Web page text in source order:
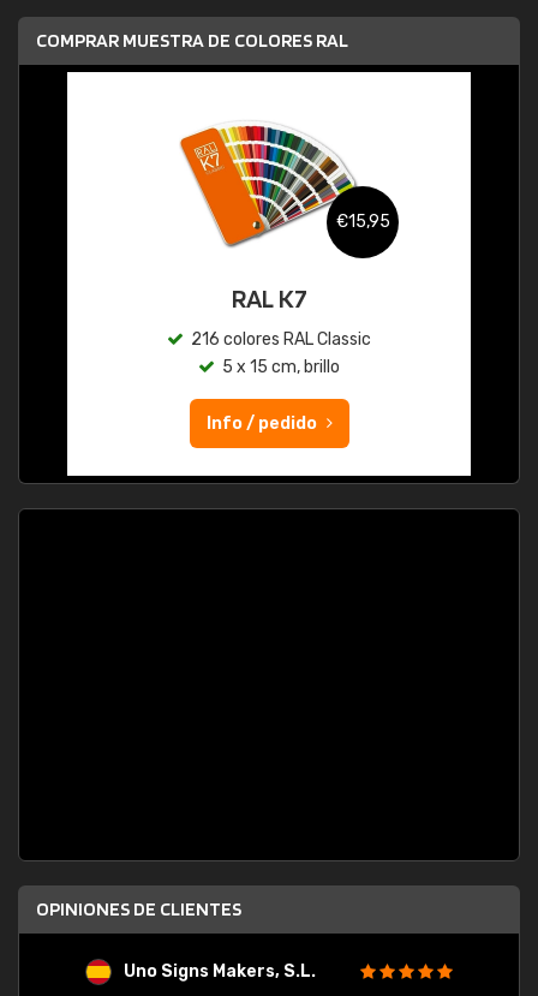
COMPRAR MUESTRA DE COLORES RAL
€15,95
RAL K7
216 colores RAL Classic
5 x 15 cm, brillo
Info / pedido
OPINIONES DE CLIENTES
Uno Signs Makers, S.L.